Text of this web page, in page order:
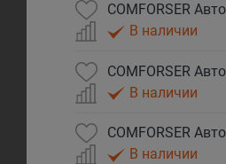
COMFORSER
В наличии
COMFORSER
В наличии
COMFORSER
В наличии